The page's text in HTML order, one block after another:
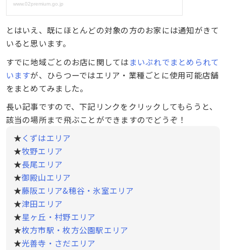
とはいえ、既にほとんどの対象の方のお家には通知がきて
いると思います。
すでに地域ごとのお店に関しては まいぷれでまとめられて
いますが、ひらつーではエリア・業種ごとに使用可能店舗
をまとめてみました。
長い記事ですので、下記リンクをクリックしてもらうと、
該当の場所まで飛ぶことができますのでどうぞ！
★くずはエリア
★牧野エリア
★長尾エリア
★御殿山エリア
★藤阪エリア&穂谷・氷室エリア
★津田エリア
★星ヶ丘・村野エリア
★枚方市駅・枚方公園駅エリア
★光善寺・さだエリア